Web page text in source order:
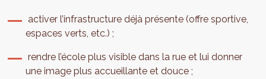
activer l’infrastructure déjà présente (offre sportive,
espaces verts, etc.) ;
rendre l’école plus visible dans la rue et lui donner
une image plus accueillante et douce ;